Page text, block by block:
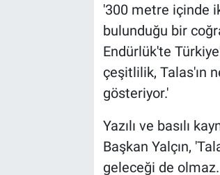
'300 metre içinde
bulunduğu bir
Endürlük'te
çeşitlilik, Talas'ın
gösteriyor.'
Yazılı ve basılı
Başkan Yalçın,
geleceği de olmaz.